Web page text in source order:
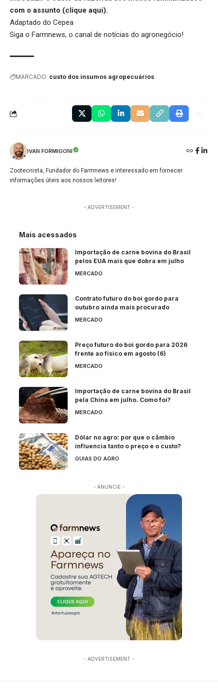
com o assunto (clique aqui).
Adaptado do Cepea
Siga o Farmnews, o canal de notícias do agronegócio!
MARCADO: custo dos insumos agropecuários
IVAN FORMIGONI
Zootecnista, Fundador do Farmnews e interessado em fornecer
informações úteis aos nossos leitores!
- ADVERTISEMENT -
Mais acessados
Importação de carne bovina do Brasil
pelos EUA mais que dobra em julho
MERCADO
Contrato futuro do boi gordo para
outubro ainda mais procurado
MERCADO
Preço futuro do boi gordo para 2026
frente ao físico em agosto (6)
MERCADO
Importação de carne bovina do Brasil
pela China em julho. Como foi?
MERCADO
Dólar no agro: por que o câmbio
influencia tanto o preço e o custo?
GUIAS DO AGRO
- ANUNCIE -
- ADVERTISEMENT -